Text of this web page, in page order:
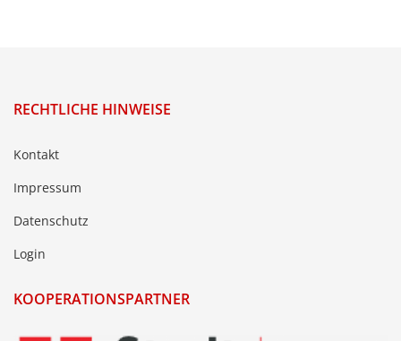
RECHTLICHE HINWEISE
Kontakt
Impressum
Datenschutz
Login
KOOPERATIONSPARTNER